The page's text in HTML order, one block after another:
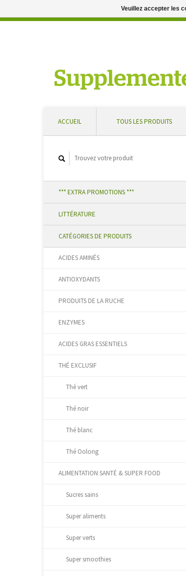
ACCUEIL TOUS LES PRODUITS
*** EXTRA PROMOTIONS ***
LITTÉRATURE
CATÉGORIES DE PRODUITS
ACIDES AMINÉS
ANTIOXYDANTS
PRODUITS DE LA RUCHE
ENZYMES
ACIDES GRAS ESSENTIELS
THÉ EXCLUSIF
Thé vert
Thé noir
Thé blanc
Thé Oolong
ALIMENTATION SANTÉ & SUPER FOOD
Sucres sains
Super aliments
Super verts
Super smoothies
Veuillez accepter les
Conseil professionnel et livraison rapide ...